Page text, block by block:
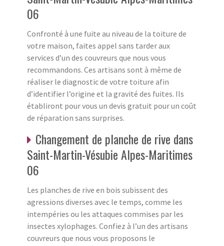
06
Confronté à une fuite au niveau de la toiture de
votre maison, faites appel sans tarder aux
services d’un des couvreurs que nous vous
recommandons. Ces artisans sont à même de
réaliser le diagnostic de votre toiture afin
d’identifier l’origine et la gravité des fuites. Ils
établiront pour vous un devis gratuit pour un coût
de réparation sans surprises.
Changement de planche de rive dans
Saint-Martin-Vésubie Alpes-Maritimes
06
Les planches de rive en bois subissent des
agressions diverses avec le temps, comme les
intempéries ou les attaques commises par les
insectes xylophages. Confiez à l’un des artisans
couvreurs que nous vous proposons le